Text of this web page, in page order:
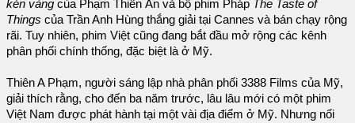
kén vàng của Phạm Thiên Ân và bộ phim Pháp The Taste of
Things của Trần Anh Hùng thắng giải tại Cannes và bán chạy rộng
rãi. Tuy nhiên, phim Việt cũng đang bắt đầu mở rộng các kênh
phân phối chính thống, đặc biệt là ở Mỹ.
Thiên A Phạm, người sáng lập nhà phân phối 3388 Films của Mỹ,
giải thích rằng, cho đến ba năm trước, lâu lâu mới có một phim
Việt Nam được phát hành tại một vài địa điểm ở Mỹ. Nhưng nối